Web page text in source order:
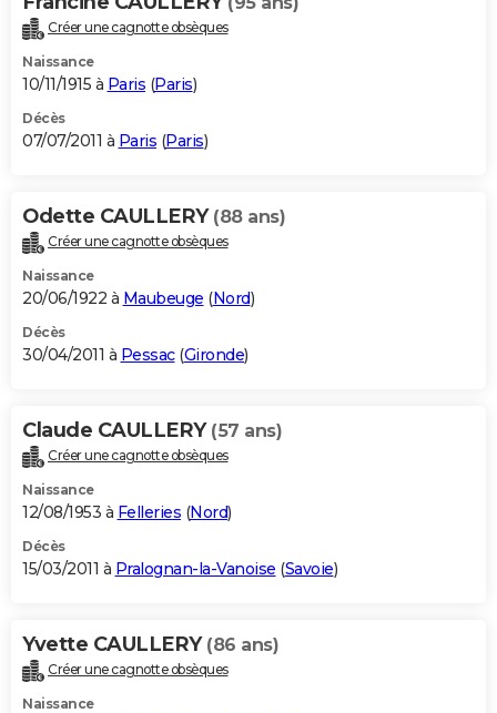
Créer une cagnotte obsèques
Naissance
10/11/1915 à Paris (Paris)
Décès
07/07/2011 à Paris (Paris)
Odette CAULLERY (88 ans)
Créer une cagnotte obsèques
Naissance
20/06/1922 à Maubeuge (Nord)
Décès
30/04/2011 à Pessac(Gironde)
Claude CAULLERY (57 ans)
Créer une cagnotte obsèques
Naissance
12/08/1953 à Felleries (Nord)
Décès
15/03/2011 à Pralognan-la-Vanoise (Savoie)
Yvette CAULLERY (86 ans)
Créer une cagnotte obsèques
Naissance